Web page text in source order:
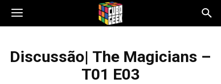
Discussão| The Magicians –
T01 E03